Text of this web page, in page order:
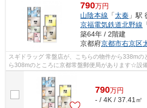
790万円
山陰本線 「太秦 」駅
京福電気鉄道北野線
築64年 / 2階建
京都府京都市右京区
スギドラッグ 常盤店が、こちらの物件から338m
ら308mのところに京都常盤郵便局があります☆設
790万円
- / 4K / 37.41㎡